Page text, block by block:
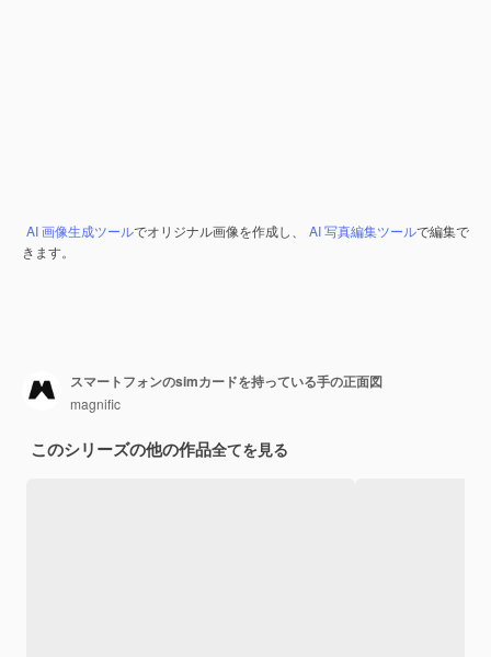
AI 画像生成ツールでオリジナル画像を作成し、 AI 写真編集ツールで編集で
きます。
スマートフォンのsimカードを持っている手の正面図
magnific
このシリーズの他の作品全てを見る